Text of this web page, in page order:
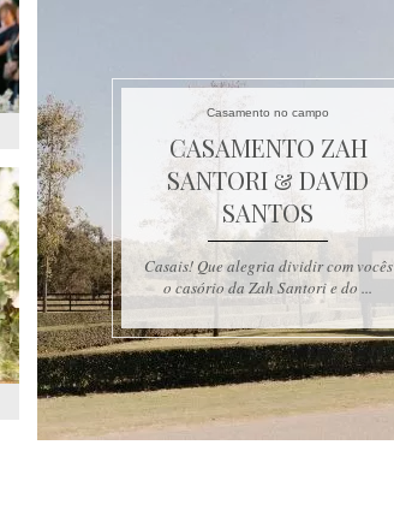
Casamento no campo
CASAMENTO ZAH
SANTORI & DAVID
SANTOS
Casais! Que alegria dividir com vocês
o casório da Zah Santori e do ...